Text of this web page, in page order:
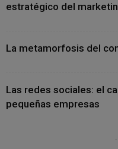
estratégico del
La metamorfosis del
Las redes sociales: el
pequeñas empresas